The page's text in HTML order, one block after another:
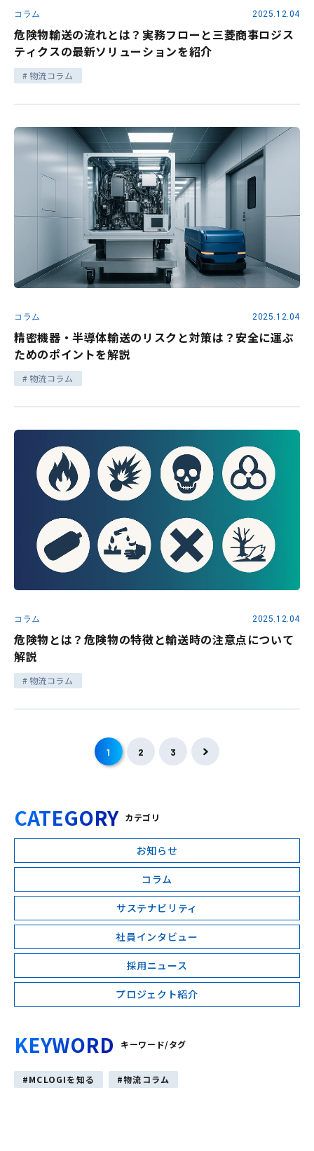
コラム 2025.12.04
危険物輸送の流れとは？実務フローと三菱商事ロジス
ティクスの最新ソリューションを紹介
物流コラム
コラム 2025.12.04
精密機器・半導体輸送のリスクと対策は？安全に運ぶ
ためのポイントを解説
物流コラム
コラム 2025.12.04
危険物とは？危険物の特徴と輸送時の注意点について
解説
物流コラム
1 2 3
CATEGORY カテゴリ
お知らせ
コラム
サステナビリティ
社員インタビュー
採用ニュース
プロジェクト紹介
KEYWORD キーワード/タグ
MCLOGIを知る 物流コラム